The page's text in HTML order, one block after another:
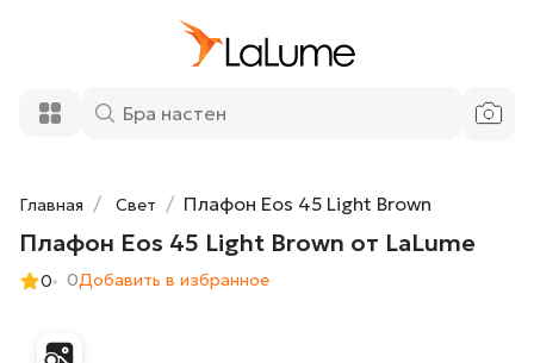
Главная Свет Плафон Eos 45 Light Brown
Плафон Eos 45 Light Brown от LaLume
0 0Добавить в избранное
Плафон Eos 45 Light Brown от LaLume